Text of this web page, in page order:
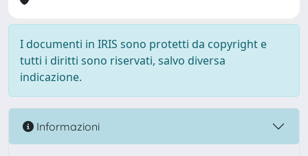
I documenti in IRIS sono protetti da copyright e
tutti i diritti sono riservati, salvo diversa
indicazione.
Informazioni